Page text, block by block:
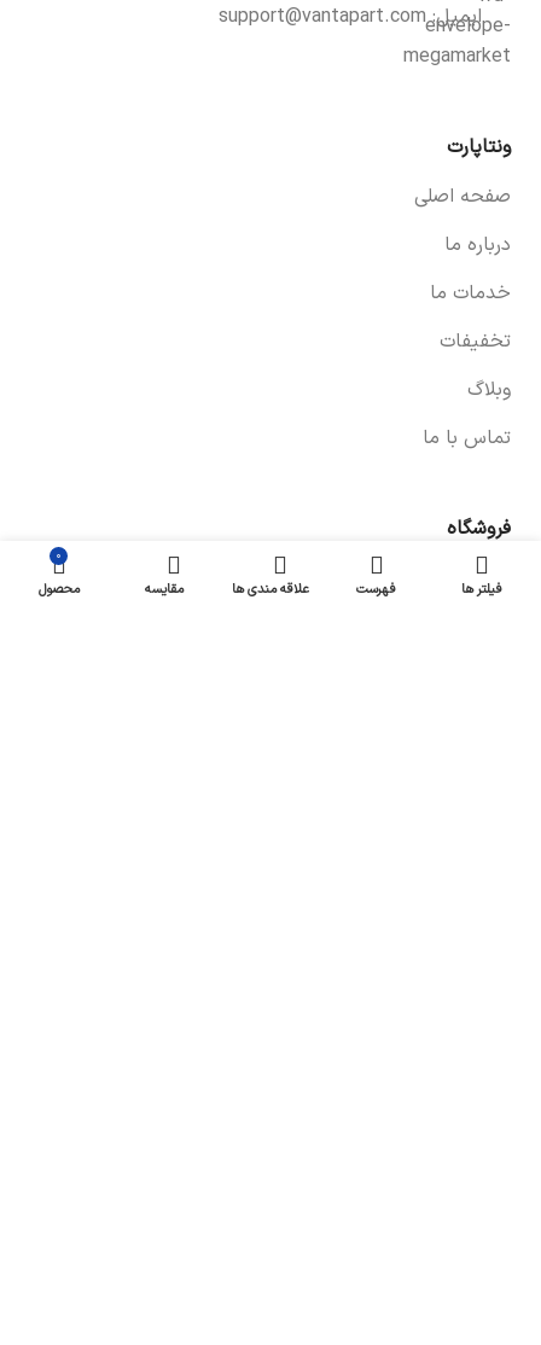
ایمیل:support@vantapart.com
ونتاپارت
صفحه اصلی
درباره ما
خدمات ما
تخفیفات
وبلاگ
تماس با ما
فروشگاه
صفحه فروشگاه
فیلتر ها فهرست علاقه مندی ها مقایسه
۰
محصول